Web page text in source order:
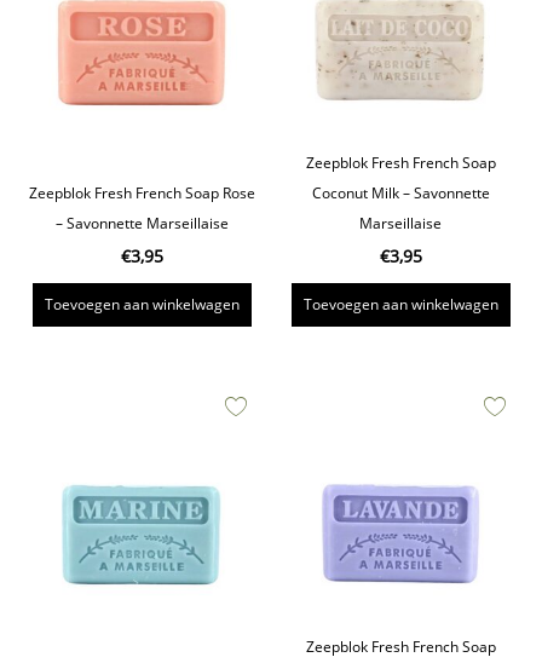
Zeepblok Fresh French Soap Rose
– Savonnette Marseillaise
€3,95
Toevoegen aan winkelwagen
Zeepblok Fresh French Soap
Coconut Milk – Savonnette
Marseillaise
€3,95
Toevoegen aan winkelwagen
Zeepblok Fresh French Soap